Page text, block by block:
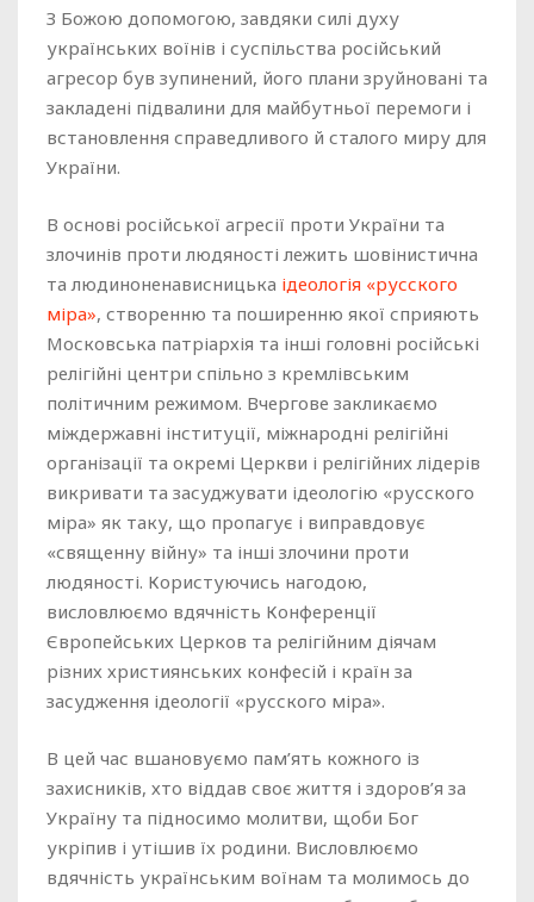
З Божою допомогою, завдяки силі духу
українських воїнів і суспільства російський
агресор був зупинений, його плани зруйновані та
закладені підвалини для майбутньої перемоги і
встановлення справедливого й сталого миру для
України.
В основі російської агресії проти України та
злочинів проти людяності лежить шовінистична
та людиноненависницька ідеологія «русского
міра», створенню та поширенню якої сприяють
Московська патріархія та інші головні російські
релігійні центри спільно з кремлівським
політичним режимом. Вчергове закликаємо
міждержавні інституції, міжнародні релігійні
організації та окремі Церкви і релігійних лідерів
викривати та засуджувати ідеологію «русского
міра» як таку, що пропагує і виправдовує
«священну війну» та інші злочини проти
людяності. Користуючись нагодою,
висловлюємо вдячність Конференції
Європейських Церков та релігійним діячам
різних християнських конфесій і країн за
засудження ідеології «русского міра».
В цей час вшановуємо пам’ять кожного із
захисників, хто віддав своє життя і здоров’я за
Україну та підносимо молитви, щоби Бог
укріпив і утішив їх родини. Висловлюємо
вдячність українським воїнам та молимось до